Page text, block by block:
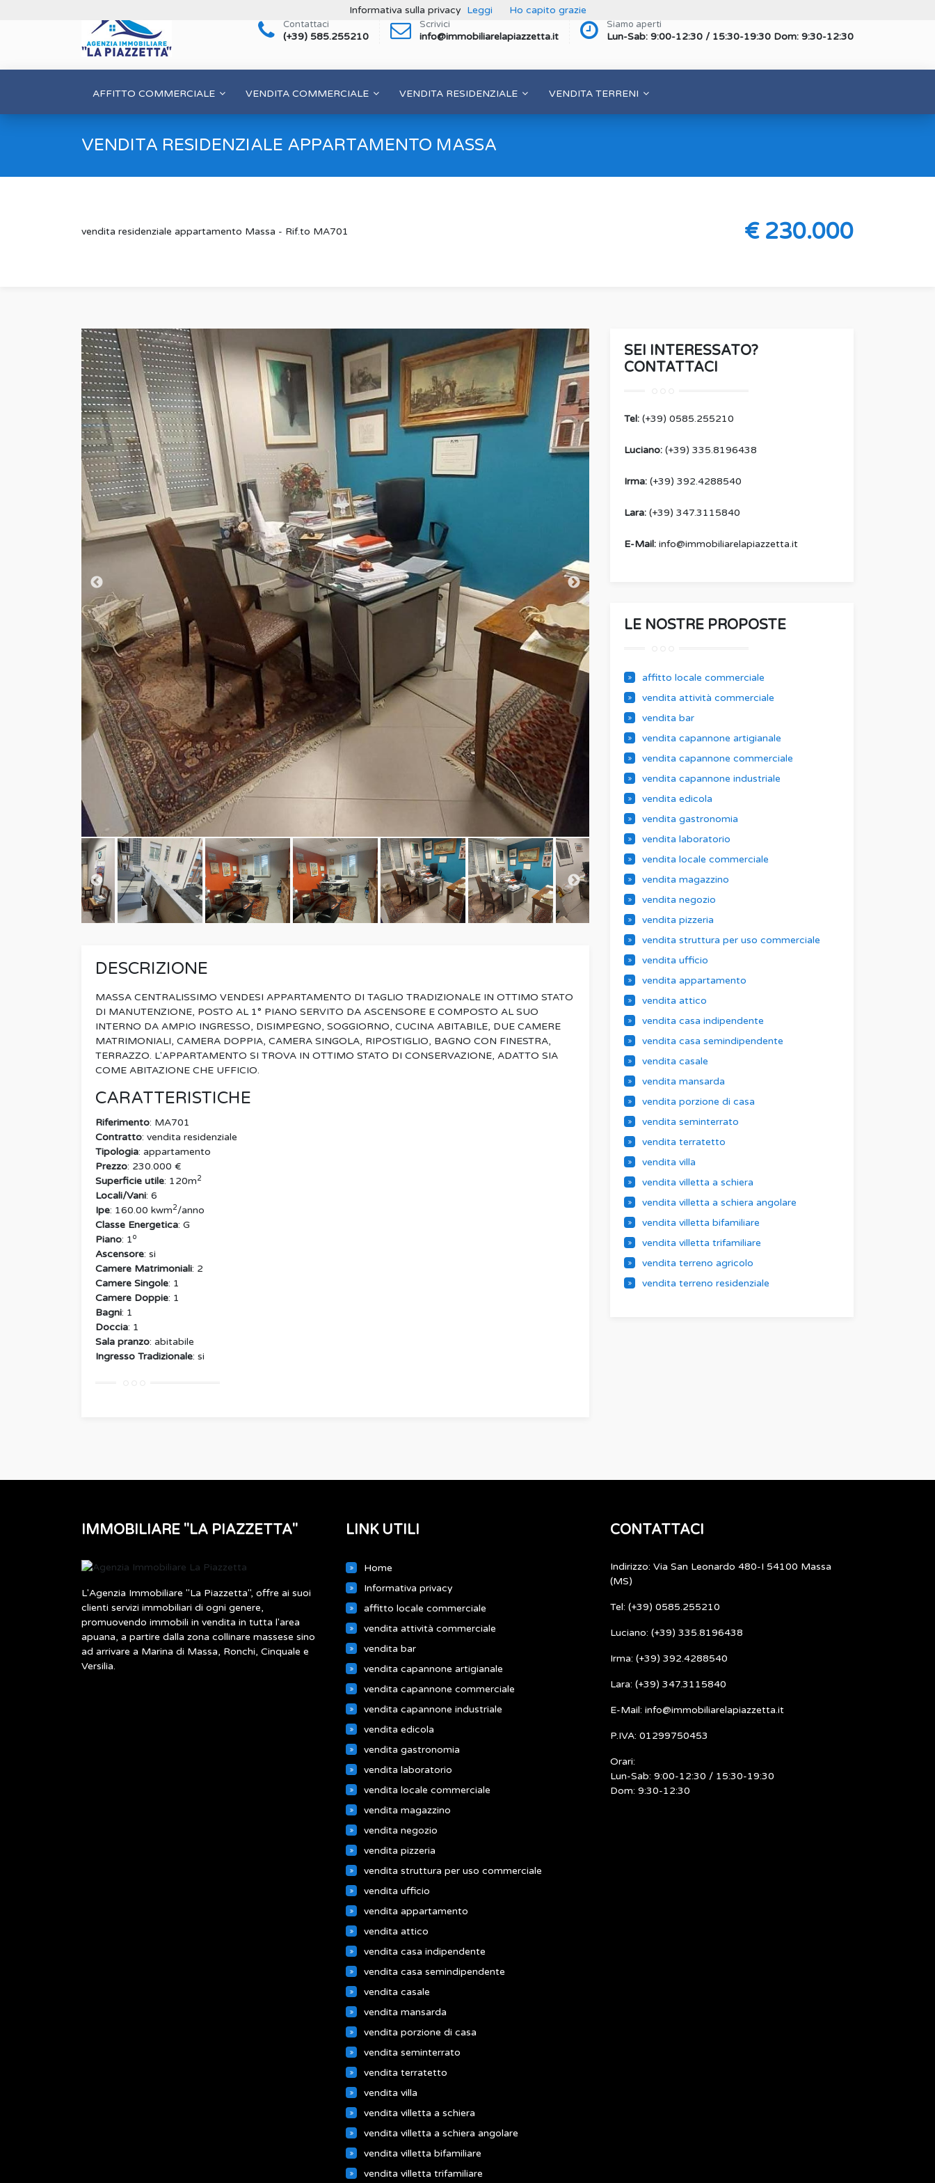
Contattaci
(+39) 585.255210
Scrivici
info@immobiliarelapiazzetta.it
Siamo aperti
Lun-Sab: 9:00-12:30 / 15:30-19:30 Dom: 9:30-12:30
AFFITTO COMMERCIALE VENDITA COMMERCIALE VENDITA RESIDENZIALE VENDITA TERRENI
VENDITA RESIDENZIALE APPARTAMENTO MASSA
vendita residenziale appartamento Massa - Rif.to MA701 € 230.000
DESCRIZIONE
MASSA CENTRALISSIMO VENDESI APPARTAMENTO DI TAGLIO TRADIZIONALE IN OTTIMO STATO
DI MANUTENZIONE, POSTO AL 1° PIANO SERVITO DA ASCENSORE E COMPOSTO AL SUO
INTERNO DA AMPIO INGRESSO, DISIMPEGNO, SOGGIORNO, CUCINA ABITABILE, DUE CAMERE
MATRIMONIALI, CAMERA DOPPIA, CAMERA SINGOLA, RIPOSTIGLIO, BAGNO CON FINESTRA,
TERRAZZO. L'APPARTAMENTO SI TROVA IN OTTIMO STATO DI CONSERVAZIONE, ADATTO SIA
COME ABITAZIONE CHE UFFICIO.
CARATTERISTICHE
Riferimento: MA701
Contratto: vendita residenziale
Tipologia: appartamento
Prezzo: 230.000 €
Superficie utile: 120m2
Locali/Vani: 6
Ipe: 160.00 kwm2/anno
Classe Energetica: G
Piano: 1o
Ascensore: si
Camere Matrimoniali: 2
Camere Singole: 1
Camere Doppie: 1
Bagni: 1
Doccia: 1
Sala pranzo: abitabile
Ingresso Tradizionale: si
SEI INTERESSATO?
CONTATTACI
Tel: (+39) 0585.255210
Luciano: (+39) 335.8196438
Irma: (+39) 392.4288540
Lara: (+39) 347.3115840
E-Mail: info@immobiliarelapiazzetta.it
LE NOSTRE PROPOSTE
affitto locale commerciale
vendita attività commerciale
vendita bar
vendita capannone artigianale
vendita capannone commerciale
vendita capannone industriale
vendita edicola
vendita gastronomia
vendita laboratorio
vendita locale commerciale
vendita magazzino
vendita negozio
vendita pizzeria
vendita struttura per uso commerciale
vendita ufficio
vendita appartamento
vendita attico
vendita casa indipendente
vendita casa semindipendente
vendita casale
vendita mansarda
vendita porzione di casa
vendita seminterrato
vendita terratetto
vendita villa
vendita villetta a schiera
vendita villetta a schiera angolare
vendita villetta bifamiliare
vendita villetta trifamiliare
vendita terreno agricolo
vendita terreno residenziale
IMMOBILIARE "LA PIAZZETTA"
L'Agenzia Immobiliare "La Piazzetta", offre ai suoi
clienti servizi immobiliari di ogni genere,
promuovendo immobili in vendita in tutta l'area
apuana, a partire dalla zona collinare massese sino
ad arrivare a Marina di Massa, Ronchi, Cinquale e
Versilia.
LINK UTILI
Home
Informativa privacy
affitto locale commerciale
vendita attività commerciale
vendita bar
vendita capannone artigianale
vendita capannone commerciale
vendita capannone industriale
vendita edicola
vendita gastronomia
vendita laboratorio
vendita locale commerciale
vendita magazzino
vendita negozio
vendita pizzeria
vendita struttura per uso commerciale
vendita ufficio
vendita appartamento
vendita attico
vendita casa indipendente
vendita casa semindipendente
vendita casale
vendita mansarda
vendita porzione di casa
vendita seminterrato
vendita terratetto
vendita villa
vendita villetta a schiera
vendita villetta a schiera angolare
vendita villetta bifamiliare
vendita villetta trifamiliare
CONTATTACI
Indirizzo: Via San Leonardo 480-I 54100 Massa
(MS)
Tel: (+39) 0585.255210
Luciano: (+39) 335.8196438
Irma: (+39) 392.4288540
Lara: (+39) 347.3115840
E-Mail: info@immobiliarelapiazzetta.it
P.IVA: 01299750453
Orari:
Lun-Sab: 9:00-12:30 / 15:30-19:30
Dom: 9:30-12:30
Informativa sulla privacy Leggi Ho capito grazie